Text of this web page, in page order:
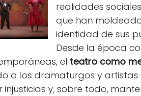
realidades
que han
identidad de sus
Desde la época
el teatro como
a los dramaturgos y artistas
injusticias y, sobre todo,